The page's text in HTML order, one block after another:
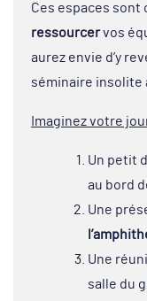
Ces espaces sont
ressourcervos
aurez envie d’y
séminaire insolite
Imaginez votre
Un petit
au bord
Une
Une
salle du